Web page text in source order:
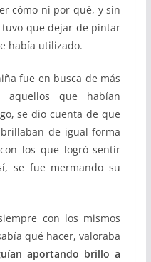
cómo ni por qué, y sin
que dejar de pintar
había utilizado.
fue en busca de más
aquellos que habían
se dio cuenta de que
de igual forma
los que logró sentir
se fue mermando su
con los mismos
qué hacer, valoraba
aportando brillo a